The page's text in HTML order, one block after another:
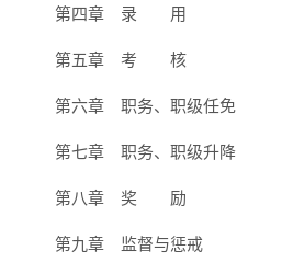
第四章 录 用
第五章 考 核
第六章 职务、职级任免
第七章 职务、职级升降
第八章 奖 励
第九章 监督与惩戒